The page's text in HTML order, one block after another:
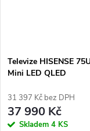
Televize HISENSE
Mini LED QLED
31 397 Kč bez DPH
37 990 Kč
Skladem 4 KS